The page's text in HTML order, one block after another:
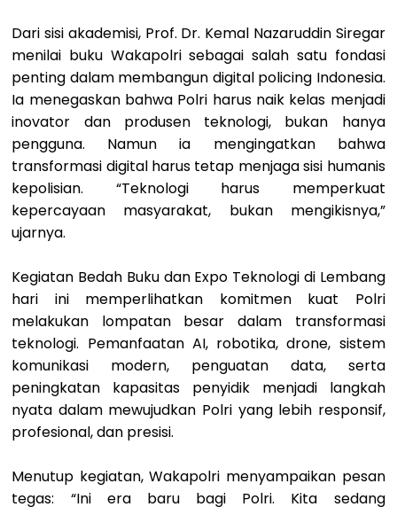
Dari sisi akademisi, Prof. Dr. Kemal Nazaruddin Siregar
menilai buku Wakapolri sebagai salah satu fondasi
penting dalam membangun digital policing Indonesia.
Ia menegaskan bahwa Polri harus naik kelas menjadi
inovator dan produsen teknologi, bukan hanya
pengguna. Namun ia mengingatkan bahwa
transformasi digital harus tetap menjaga sisi humanis
kepolisian. “Teknologi harus memperkuat
kepercayaan masyarakat, bukan mengikisnya,”
ujarnya.
Kegiatan Bedah Buku dan Expo Teknologi di Lembang
hari ini memperlihatkan komitmen kuat Polri
melakukan lompatan besar dalam transformasi
teknologi. Pemanfaatan AI, robotika, drone, sistem
komunikasi modern, penguatan data, serta
peningkatan kapasitas penyidik menjadi langkah
nyata dalam mewujudkan Polri yang lebih responsif,
profesional, dan presisi.
Menutup kegiatan, Wakapolri menyampaikan pesan
tegas: “Ini era baru bagi Polri. Kita sedang